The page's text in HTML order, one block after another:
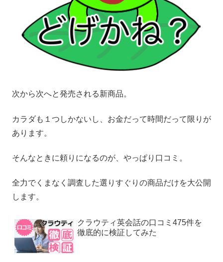
次から次へと発売される新商品。
カラダも１つしかないし、お金だって時間だって限りが
あります。
そんなときに頼りになるのが、やっぱり口コミ。
全力でくまなく調査した選りすぐりの商品だけを大公開
します。
クラウティ英会話の口コミ475件を
徹底的に検証してみた